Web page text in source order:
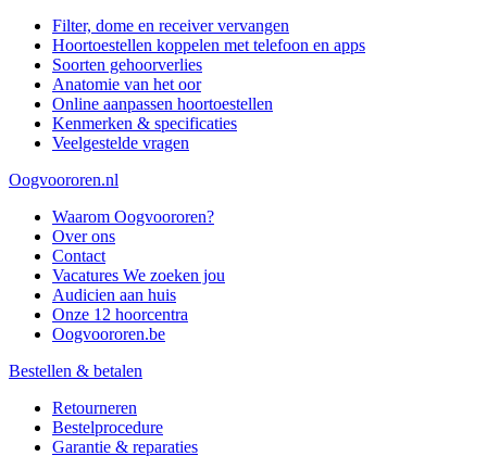
Filter, dome en receiver vervangen
Hoortoestellen koppelen met telefoon en apps
Soorten gehoorverlies
Anatomie van het oor
Online aanpassen hoortoestellen
Kenmerken & specificaties
Veelgestelde vragen
Oogvoororen.nl
Waarom Oogvoororen?
Over ons
Contact
Vacatures We zoeken jou
Audicien aan huis
Onze 12 hoorcentra
Oogvoororen.be
Bestellen & betalen
Retourneren
Bestelprocedure
Garantie & reparaties